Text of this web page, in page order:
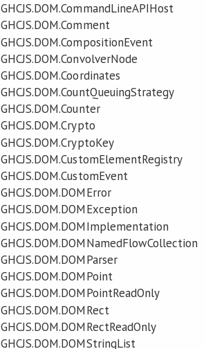
GHCJS.DOM.CommandLineAPIHost
GHCJS.DOM.Comment
GHCJS.DOM.CompositionEvent
GHCJS.DOM.ConvolverNode
GHCJS.DOM.Coordinates
GHCJS.DOM.CountQueuingStrategy
GHCJS.DOM.Counter
GHCJS.DOM.Crypto
GHCJS.DOM.CryptoKey
GHCJS.DOM.CustomElementRegistry
GHCJS.DOM.CustomEvent
GHCJS.DOM.DOMError
GHCJS.DOM.DOMException
GHCJS.DOM.DOMImplementation
GHCJS.DOM.DOMNamedFlowCollection
GHCJS.DOM.DOMParser
GHCJS.DOM.DOMPoint
GHCJS.DOM.DOMPointReadOnly
GHCJS.DOM.DOMRect
GHCJS.DOM.DOMRectReadOnly
GHCJS.DOM.DOMStringList